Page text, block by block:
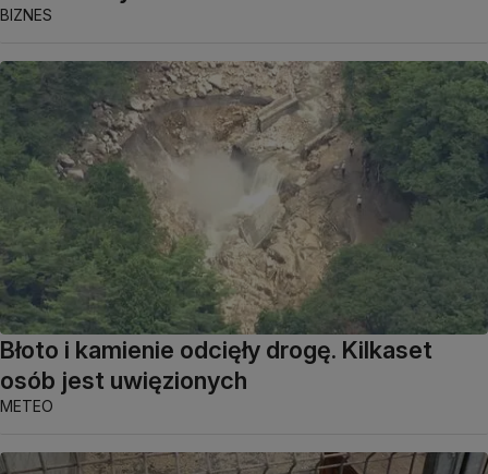
BIZNES
Błoto i kamienie odcięły drogę. Kilkaset
osób jest uwięzionych
METEO